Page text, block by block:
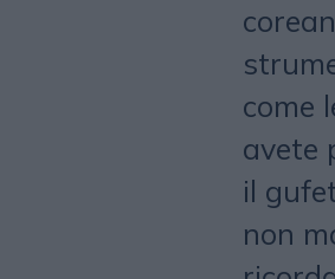
come
avete
il
non